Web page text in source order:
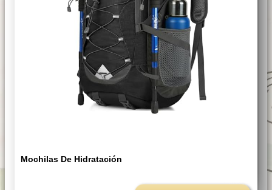
Mochilas De Hidratación